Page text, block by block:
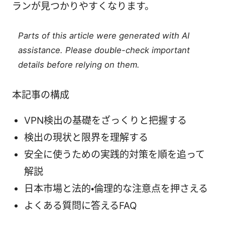
ランが見つかりやすくなります。
Parts of this article were generated with AI
assistance. Please double-check important
details before relying on them.
本記事の構成
VPN検出の基礎をざっくりと把握する
検出の現状と限界を理解する
安全に使うための実践的対策を順を追って
解説
日本市場と法的・倫理的な注意点を押さえる
よくある質問に答えるFAQ